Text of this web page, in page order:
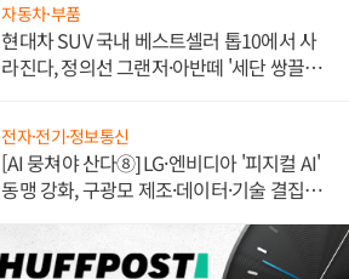
자동차·부품
현대차 SUV 국내 베스트셀러 톱10에서 사
라진다, 정의선 그랜저·아반떼 '세단 쌍끌
전자·전기·정보통신
[AI 뭉쳐야 산다⑧] LG·엔비디아 '피지컬 AI'
동맹 강화, 구광모 제조·데이터·기술 결집